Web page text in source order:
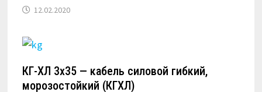
12.02.2020
КГ-ХЛ 3х35 — кабель силовой гибкий,
морозостойкий (КГХЛ)